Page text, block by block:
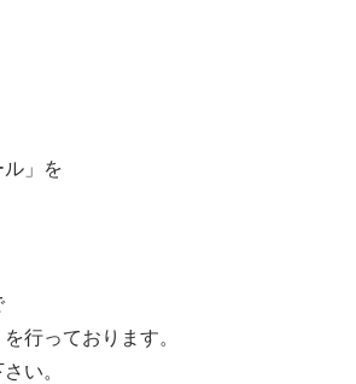
」を
行っております。
い。